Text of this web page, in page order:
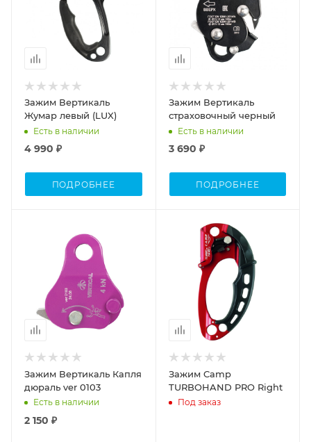
Зажим Вертикаль
Жумар левый (LUX)
Есть в наличии
4 990 ₽
ПОДРОБНЕЕ
Зажим Вертикаль
страховочный черный
Есть в наличии
3 690 ₽
ПОДРОБНЕЕ
Зажим Вертикаль Капля
дюраль ver 0103
Есть в наличии
2 150 ₽
Зажим Camp
TURBOHAND PRO Right
Под заказ